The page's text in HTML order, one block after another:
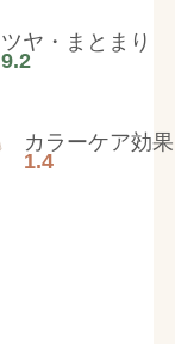
ツヤ・まとまり
9.2
カラーケア効果
1.4